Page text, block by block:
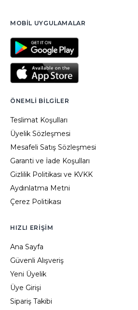
MOBIL UYGULAMALAR
ÖNEMLI BILGILER
Teslimat Koşulları
Üyelik Sözleşmesi
Mesafeli Satış Sözleşmesi
Garanti ve İade Koşulları
Gizlilik Politikası ve KVKK
Aydınlatma Metni
Çerez Politikası
HIZLI ERIŞIM
Ana Sayfa
Güvenli Alışveriş
Yeni Üyelik
Üye Girişi
Sipariş Takibi